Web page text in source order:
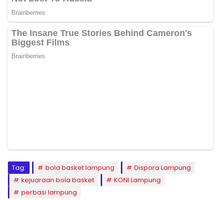
Tag: bola basket lampung
Dispora Lampung
kejuaraan bola basket
KONI Lampung
perbasi lampung